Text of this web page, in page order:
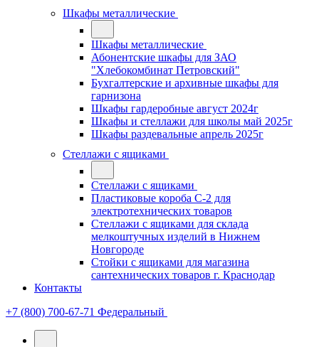
Шкафы металлические
Шкафы металлические
Абонентские шкафы для ЗАО
"Хлебокомбинат Петровский"
Бухгалтерские и архивные шкафы для
гарнизона
Шкафы гардеробные август 2024г
Шкафы и стеллажи для школы май 2025г
Шкафы раздевальные апрель 2025г
Стеллажи с ящиками
Стеллажи с ящиками
Пластиковые короба С-2 для
электротехнических товаров
Стеллажи с ящиками для склада
мелкоштучных изделий в Нижнем
Новгороде
Стойки с ящиками для магазина
сантехнических товаров г. Краснодар
Контакты
+7 (800) 700-67-71 Федеральный